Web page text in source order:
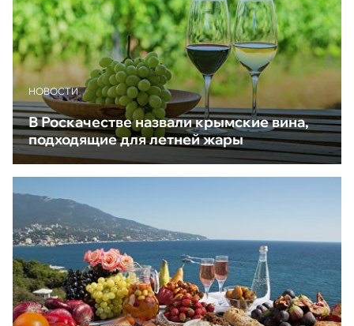
НОВОСТИ
В Роскачестве назвали крымские вина,
подходящие для летней жары